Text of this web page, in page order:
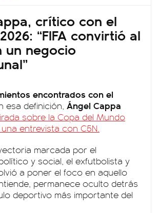
crítico con el
“FIFA convirtió al
un negocio
encontrados con el
esa definición, Ángel Cappa
sobre la Copa del Mundo
entrevista con C5N.
marcada por el
y social, el exfutbolista y
a poner el foco en aquello
permanece oculto detrás
deportivo más importante del